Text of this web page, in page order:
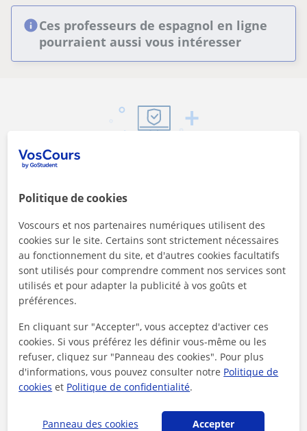
Ces professeurs de espagnol en ligne
pourraient aussi vous intéresser
Contactez les enseignants via notre service de
messagerie
16 €/h
Le prix moyen des cours de Espagnol
Politique de cookies
Voscours et nos partenaires numériques utilisent des
cookies sur le site. Certains sont strictement nécessaires
au fonctionnement du site, et d'autres cookies facultatifs
sont utilisés pour comprendre comment nos services sont
utilisés et pour adapter la publicité à vos goûts et
préférences.
En cliquant sur "Accepter", vous acceptez d'activer ces
cookies. Si vous préférez les définir vous-même ou les
refuser, cliquez sur "Panneau des cookies". Pour plus
d'informations, vous pouvez consulter notre Politique de
cookies et Politique de confidentialité.
Panneau des cookies Accepter